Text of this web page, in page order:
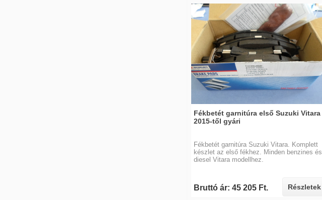
Fékbetét garnitúra első Suzuki Vitara
2015-től gyári
Fékbetét garnitúra Suzuki Vitara. Komplett
készlet az első fékhez. Minden benzines és
diesel Vitara modellhez.
Bruttó ár: 45 205 Ft. Részletek